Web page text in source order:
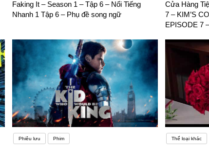
Faking It – Season 1 – Tập 6 – Nổi Tiếng
Nhanh 1 Tập 6 – Phụ đề song ngữ
Cửa Hàng
7 – KIM’S
EPISODE 7
Phiêu lưu Phim Thể loại khác